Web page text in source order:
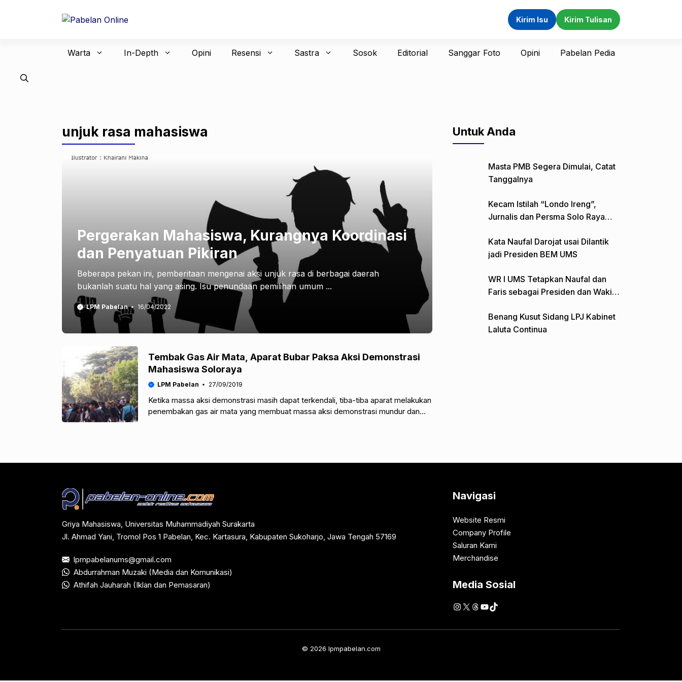
Kirim Isu Kirim Tulisan
Warta In-Depth Opini Resensi Sastra Sosok Editorial Sanggar Foto Opini Pabelan Pedia
unjuk rasa mahasiswa
Pergerakan Mahasiswa, Kurangnya Koordinasi
dan Penyatuan Pikiran
Beberapa pekan ini, pemberitaan mengenai aksi unjuk rasa di berbagai daerah
bukanlah suatu hal yang asing. Isu penundaan pemilihan umum ...
LPM Pabelan 16/04/2022
Tembak Gas Air Mata, Aparat Bubar Paksa Aksi Demonstrasi
Mahasiswa Soloraya
LPM Pabelan 27/09/2019
Ketika massa aksi demonstrasi masih dapat terkendali, tiba-tiba aparat melakukan
penembakan gas air mata yang membuat massa aksi demonstrasi mundur dan
Untuk Anda
Masta PMB Segera Dimulai, Catat
Tanggalnya
Kecam Istilah “Londo Ireng”,
Jurnalis dan Persma Solo Raya
Kata Naufal Darojat usai Dilantik
jadi Presiden BEM UMS
WR I UMS Tetapkan Naufal dan
Faris sebagai Presiden dan Wakil
Benang Kusut Sidang LPJ Kabinet
Laluta Continua
Griya Mahasiswa, Universitas Muhammadiyah Surakarta
Jl. Ahmad Yani, Tromol Pos 1 Pabelan, Kec. Kartasura, Kabupaten Sukoharjo, Jawa Tengah 57169
lpmpabelanums@gmail.com
Abdurrahman Muzaki (Media dan Komunikasi)
Athifah Jauharah (Iklan dan Pemasaran)
Navigasi
Website Resmi
Company Profile
Saluran Kami
Merchandise
Media Sosial
Instagram
X Threads
YouTube
TikTok
© 2026 lpmpabelan.com